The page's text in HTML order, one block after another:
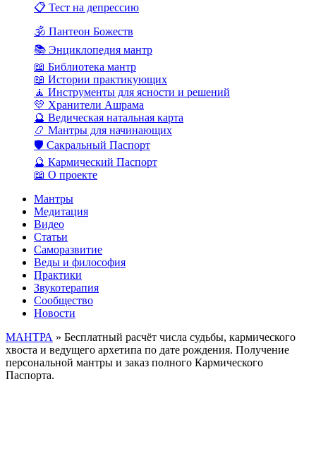
📋 Тест на депрессию
🕉️ Пантеон Божеств
📚 Энциклопедия мантр
📖 Библиотека мантр
📖 Истории практикующих
🧘 Инструменты для ясности и решений
💛 Хранители Ашрама
🔮 Ведическая натальная карта
📿 Мантры для начинающих
🛡️ Сакральный Паспорт
🔮 Кармический Паспорт
📖 О проекте
Мантры
Медитация
Видео
Статьи
Саморазвитие
Веды и философия
Практики
Звукотерапия
Сообщество
Новости
МАНТРА » Бесплатный расчёт числа судьбы, кармического
хвоста и ведущего архетипа по дате рождения. Получение
персональной мантры и заказ полного Кармического
Паспорта.